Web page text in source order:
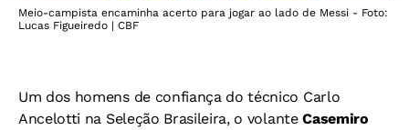
Meio-campista encaminha acerto para jogar ao lado de Messi - Foto:
Lucas Figueiredo | CBF
Um dos homens de confiança do técnico Carlo
Ancelotti na Seleção Brasileira, o volanteCasemiro